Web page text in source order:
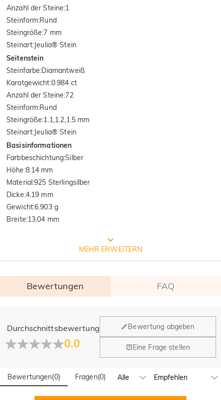
Anzahl der Steine:1
Steinform:Rund
Steingröße:7 mm
Steinart: Jeulia® Stein
Seitenstein
Steinfarbe:Diamantweiß
Karatgewicht:0.984 ct
Anzahl der Steine:72
Steinform:Rund
Steingröße:1.1,1.2,1.5 mm
Steinart: Jeulia® Stein
Basisinformationen
Farbbeschichtung:Silber
Höhe:8.14 mm
Material :925 Sterlingsilber
Dicke:4.19 mm
Gewicht:6.903 g
Breite:13.04 mm
Prozess der Schmuckherstellung
MEHR ERWEITERN
Bewertungen FAQ
Durchschnittsbewertung
0.0
Bewertung abgeben
Eine Frage stellen
Bewertungen(0) Fragen(0)
Allgemein
Wo befindet sich Ihr Unternehmen?
Unser Hauptbüro befindet sich in Los Angeles, Kalifornien,
(China) haben.
Ja! Wir betreiben derzeit ein Brand-Flagship-Geschäft in
Spanien und einen Pop-up-Store in Singapur, wo Kunden vor
Ort einkaufen können. Wir werden unser globales